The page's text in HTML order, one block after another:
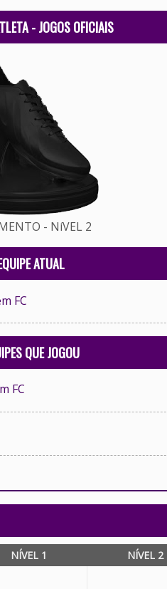
- JOGOS OFICIAIS
- NíVEL 2
ATUAL
FC
QUE JOGOU
FC
NÍVEL 1 NÍVEL 2